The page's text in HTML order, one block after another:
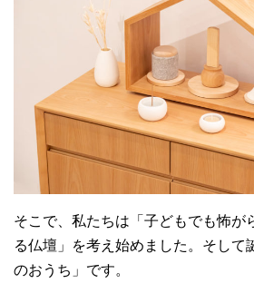
そこで、私たちは「子どもでも怖が
る仏壇」を考え始めました。そして
のおうち」です。